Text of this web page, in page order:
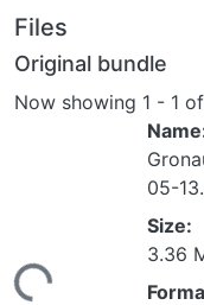
Files
Original bundle
Now showing 1 - 1
05-
Size:
3.36